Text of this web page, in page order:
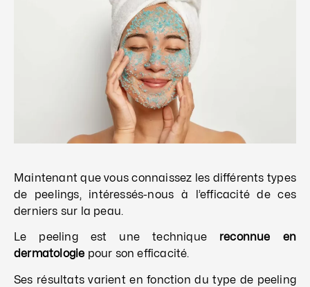
Maintenant que vous connaissez les différents types
de peelings, intéressés-nous à l’efficacité de ces
derniers sur la peau.
Le peeling est une technique reconnue en
dermatologie pour son efficacité.
Ses résultats varient en fonction du type de peeling